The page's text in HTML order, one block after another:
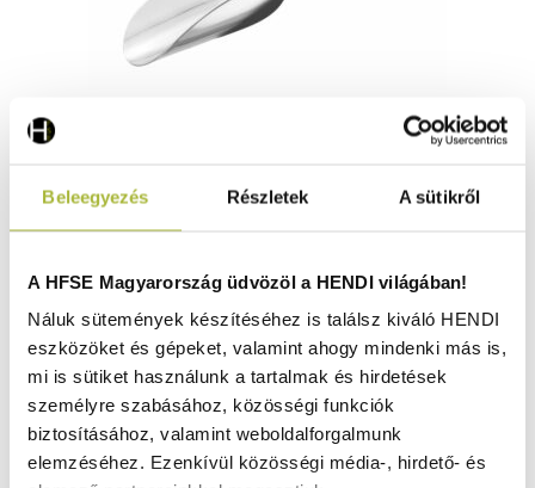
Beleegyezés Részletek A sütikről
A HFSE Magyarország üdvözöl a HENDI világában!
Náluk sütemények készítéséhez is találsz kiváló HENDI
eszközöket és gépeket, valamint ahogy mindenki más is,
mi is sütiket használunk a tartalmak és hirdetések
személyre szabásához, közösségi funkciók
biztosításához, valamint weboldalforgalmunk
elemzéséhez. Ezenkívül közösségi média-, hirdető- és
5.600Ft
(4.409Ft+ ÁFA)
KOSÁRBA